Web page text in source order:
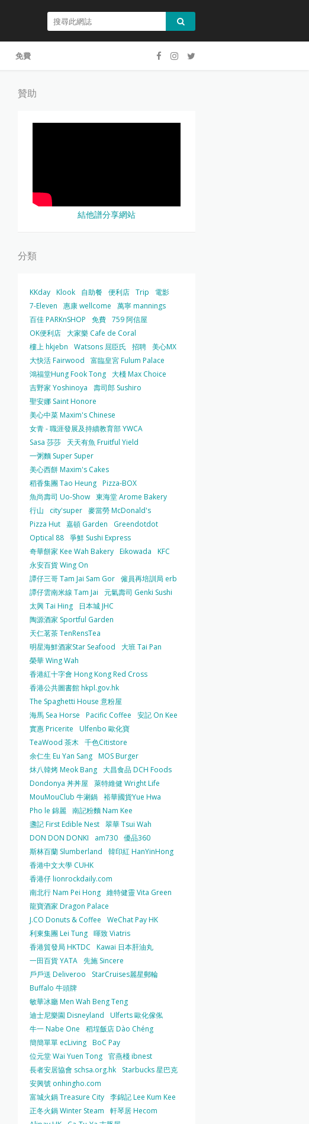
免費
贊助
結他譜分享網站
分類
KKday Klook 自助餐 便利店 Trip
電影
7-Eleven
惠康 wellcome
萬寧 mannings
百佳 PARKnSHOP
免費 759 阿信屋
OK便利店 大家樂 Cafe de Coral
樓上 hkjebn
Watsons 屈臣氏 招聘 美心MX
大快活 Fairwood
富臨皇宮 Fulum Palace
鴻福堂Hung Fook Tong 大棧 Max Choice
吉野家 Yoshinoya
壽司郎 Sushiro
聖安娜 Saint Honore
美心中菜 Maxim's Chinese
女青 - 職涯發展及持續教育部 YWCA
Sasa 莎莎
天天有魚 Fruitful Yield
一粥麵 Super Super
美心西餅 Maxim's Cakes
稻香集團 Tao Heung Pizza-BOX
魚尚壽司 Uo-Show 東海堂 Arome Bakery
行山
city'super 麥當勞 McDonald's
Pizza Hut 嘉頓 Garden
Greendotdot
Optical 88 爭鮮 Sushi Express
奇華餅家 Kee Wah Bakery Eikowada
KFC
永安百貨 Wing On
譚仔三哥 Tam Jai Sam Gor 僱員再培訓局 erb
譚仔雲南米線 Tam Jai
元氣壽司 Genki Sushi
太興 Tai Hing
日本城 JHC
陶源酒家 Sportful Garden
天仁茗茶 TenRensTea
明星海鮮酒家Star Seafood
大班 Tai Pan
榮華 Wing Wah
香港紅十字會 Hong Kong Red Cross
香港公共圖書館 hkpl.gov.hk
The Spaghetti House 意粉屋
海馬 Sea Horse
Pacific Coffee
安記 On Kee
實惠 Pricerite
Ulfenbo 歐化寶
TeaWood 茶木 千色Citistore
余仁生 Eu Yan Sang MOS Burger
炑八韓烤 Meok Bang 大昌食品 DCH Foods
Dondonya 丼丼屋
萊特維健 Wright Life
MouMouClub 牛涮鍋 裕華國貨Yue Hwa
Pho le 錦麗 南記粉麵 Nam Kee
盞記 First Edible Nest 翠華 Tsui Wah
DON DON DONKI
am730 優品360
斯林百蘭 Slumberland
韓印紅 HanYinHong
香港中文大學 CUHK
香港仔 lionrockdaily.com
南北行 Nam Pei Hong 維特健靈 Vita Green
龍寶酒家 Dragon Palace
J.CO Donuts & Coffee
WeChat Pay HK
利東集團 Lei Tung 暉致 Viatris
香港貿發局 HKTDC
Kawai 日本肝油丸
一田百貨 YATA 先施 Sincere
戶戶送 Deliveroo
StarCruises麗星郵輪
Buffalo 牛頭牌
敏華冰廳 Men Wah Beng Teng
迪士尼樂園 Disneyland
Ulferts 歐化傢俬
牛一 Nabe One
稻埕飯店 Dào Chéng
簡簡單單 ecLiving BoC Pay
位元堂 Wai Yuen Tong 官燕棧 ibnest
長者安居協會 schsa.org.hk
Starbucks 星巴克
安興號 onhingho.com
富城火鍋 Treasure City 李錦記 Lee Kum Kee
正冬火鍋 Winter Steam
軒琴居 Hecom